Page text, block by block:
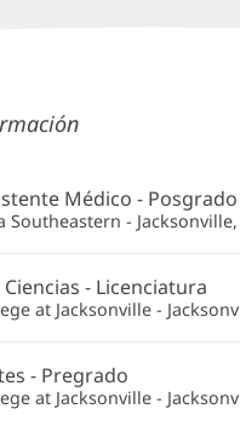
Médico - Posgrado
Southeastern -
- Licenciatura
at Jacksonville -
- Pregrado
at Jacksonville -